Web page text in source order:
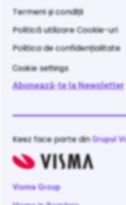
Termeni și condiții
Politică utilizare Cookie-uri
Politica de confidențialitate
Cookie settings
Abonează-te la Newsletter
Keez face parte dinGrupul
Visma Group